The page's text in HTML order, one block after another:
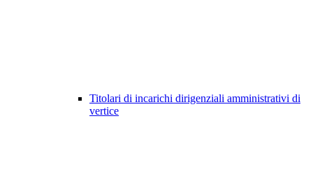
Titolari di incarichi dirigenziali amministrativi di
vertice